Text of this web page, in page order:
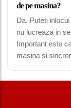
de pe masina?
Da. Puteti
nu lucreaza in
Important este
masina si